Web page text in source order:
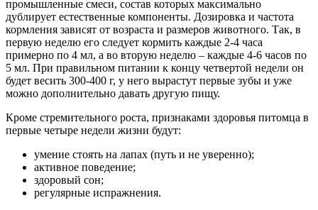
промышленные смеси, состав которых максимально
дублирует естественные компоненты. Дозировка и частота
кормления зависят от возраста и размеров животного. Так, в
первую неделю его следует кормить каждые 2-4 часа
примерно по 4 мл, а во вторую неделю – каждые 4-6 часов по
5 мл. При правильном питании к концу четвертой недели он
будет весить 300-400 г, у него вырастут первые зубы и уже
можно дополнительно давать другую пищу.
Кроме стремительного роста, признаками здоровья питомца в
первые четыре недели жизни будут:
умение стоять на лапах (путь и не уверенно);
активное поведение;
здоровый сон;
регулярные испражнения.